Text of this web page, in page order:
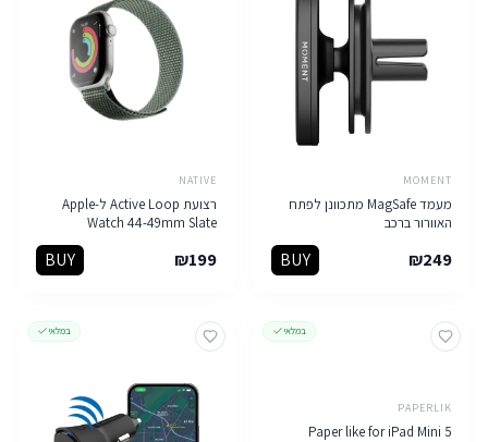
MOMENT
מעמד MagSafe מתכוונן לפתח
האוורור ברכב
₪249
BUY
NATIVE
רצועת Active Loop ל-Apple
Watch 44-49mm Slate
₪199
BUY
במלאי
PAPERLIK
Paper like for iPad Mini 5
במלאי